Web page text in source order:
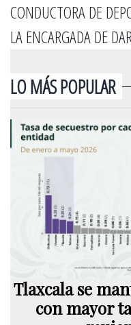
CONDUCTORA DE
LA ENCARGADA DE
LO MÁS POPULAR
Tlaxcala se
con mayor